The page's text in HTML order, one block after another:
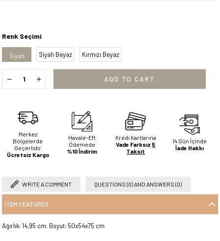
Renk Seçimi
Siyah Siyah Beyaz Kırmızı Beyaz
Merkez
Bölgelerde
Geçerlidir
Ücretsiz Kargo
Havale-Eft
Ödemede
%10 İndirim
Kredi Kartlarına
Vade Farksız 5
Taksit
14 Gün İçinde
İade Hakkı
WRITE A COMMENT QUESTIONS (0) AND ANSWERS (0)
ITEM FEATURES
Ağırlık: 14,95 cm. Boyut: 50x54x75 cm